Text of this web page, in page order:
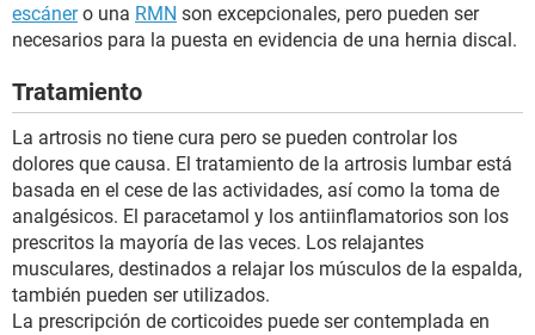
escánero una RMN son excepcionales, pero pueden ser
necesarios para la puesta en evidencia de una hernia discal.
Tratamiento
La artrosis no tiene cura pero se pueden controlar los
dolores que causa. El tratamiento de la artrosis lumbar está
basada en el cese de las actividades, así como la toma de
analgésicos. El paracetamol y los antiinflamatorios son los
prescritos la mayoría de las veces. Los relajantes
musculares, destinados a relajar los músculos de la espalda,
también pueden ser utilizados.
La prescripción de corticoides puede ser contemplada en